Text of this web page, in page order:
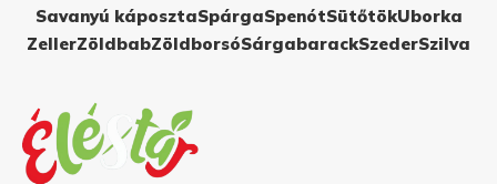
Savanyú káposztaSpárgaSpenótSütőtökUborka
ZellerZöldbabZöldborsóSárgabarackSzederSzilva